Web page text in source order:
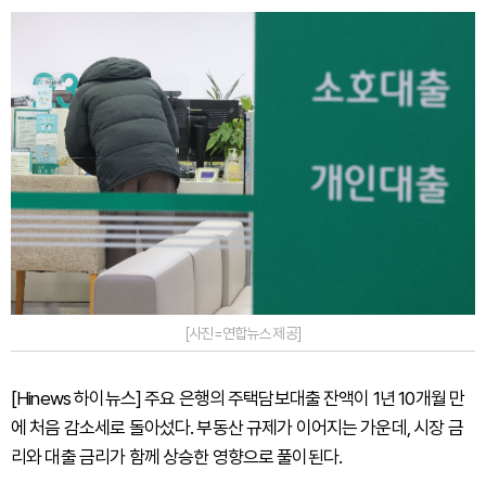
[사진=연합뉴스 제공]
[Hinews 하이뉴스] 주요 은행의 주택담보대출 잔액이 1년 10개월 만
에 처음 감소세로 돌아섰다. 부동산 규제가 이어지는 가운데, 시장 금
리와 대출 금리가 함께 상승한 영향으로 풀이된다.